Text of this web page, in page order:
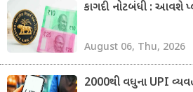
કાગદી નોટબંધી : આવશે
August 06, Thu, 2026
2000થી વધુના UPI